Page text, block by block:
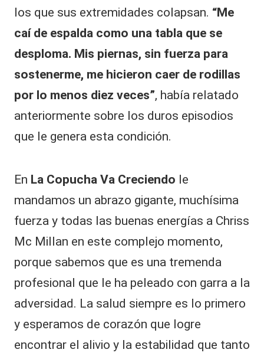
los que sus extremidades colapsan. “Me
caí de espalda como una tabla que se
desploma. Mis piernas, sin fuerza para
sostenerme, me hicieron caer de rodillas
por lo menos diez veces”, había relatado
anteriormente sobre los duros episodios
que le genera esta condición.
En La Copucha Va Creciendo le
mandamos un abrazo gigante, muchísima
fuerza y todas las buenas energías a Chriss
Mc Millan en este complejo momento,
porque sabemos que es una tremenda
profesional que le ha peleado con garra a la
adversidad. La salud siempre es lo primero
y esperamos de corazón que logre
encontrar el alivio y la estabilidad que tanto